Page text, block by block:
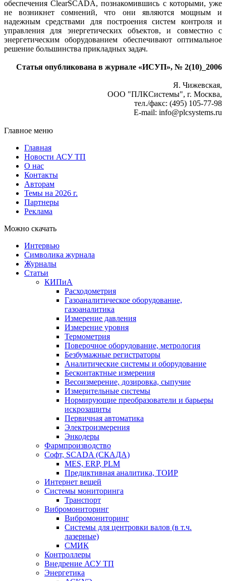
обеспечения ClearSCADA, познакомившись с которыми, уже
не возникнет сомнений, что они являются мощным и
надежным средствами для построения систем контроля и
управления для энергетических объектов, и совместно с
энергетическим оборудованием обеспечивают оптимальное
решение большинства прикладных задач.
Статья опубликована в журнале «ИСУП», № 2(10)_2006
Я. Чижевская,
ООО "ПЛКСистемы", г. Москва,
тел./факс: (495) 105-77-98
E-mail: info@plcsystems.ru
Главное меню
Главная
Новости АСУ ТП
О нас
Контакты
Авторам
Темы на 2026 г.
Партнеры
Реклама
Можно скачать
Интервью
Символика журнала
Журналы
Статьи
КИПиА
Расходометрия
Газоаналитическое оборудование,
газоаналитика
Измерение давления
Измерение уровня
Термометрия
Поверочное оборудование, метрология
Безбумажные регистраторы
Аналитические системы и оборудование
Бесконтактные измерения
Весоизмерение, дозировка, сыпучие
Измерительные системы
Нормирующие преобразователи и барьеры
искрозащиты
Первичная автоматика
Электроизмерения
Энкодеры
Фармпроизводство
Софт, SCADA (СКАДА)
MES, ERP, PLM
Предиктивная аналитика, ТОИР
Интернет вещей
Системы мониторинга
Транспорт
Вибромониторинг
Вибромониторинг
Системы для центровки валов (в т.ч.
лазерные)
СМИК
Контроллеры
Внедрение АСУ ТП
Энергетика